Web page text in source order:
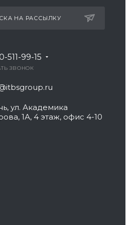
НА РАССЫЛКУ
511-99-15
ЗВОНОК
ул. Академика
1А, 4 этаж, офис 4-10